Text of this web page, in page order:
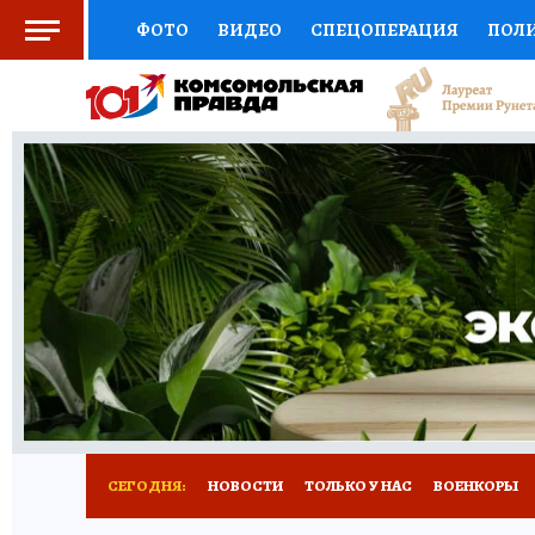
ФОТО ВИДЕО СПЕЦОПЕРАЦИЯ
СОЦПОДДЕРЖКА НАУКА СПОРТ
ВЫБОР ЭКСПЕРТОВ ДОКТОР
КНИЖНАЯ ПОЛКА ПРОГНОЗЫ НА СПОРТ
ПРЕСС-ЦЕНТР НЕДВИЖИМОСТЬ
РАДИО КП РЕКЛАМА ТЕСТЫ НОВОЕ
СЕГОДНЯ: НОВОСТИ ТОЛЬКО У НАС ВОЕНКОРЫ